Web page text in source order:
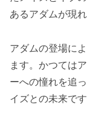
あるアダムが現
アダムの登場に
ます。かつては
ーへの憧れを追
イズとの未来です